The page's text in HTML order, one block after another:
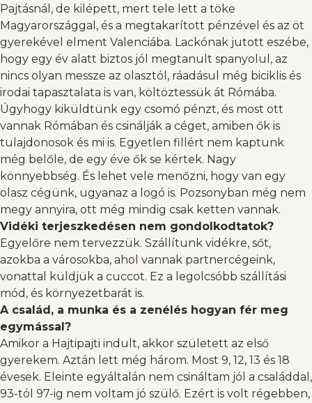
Pajtásnál, de kilépett, mert tele lett a töke
Magyarországgal, és a megtakarított pénzével és az öt
gyerekével elment Valenciába. Lackónak jutott eszébe,
hogy egy év alatt biztos jól megtanult spanyolul, az
nincs olyan messze az olasztól, ráadásul még biciklis és
irodai tapasztalata is van, költöztessük át Rómába.
Úgyhogy kiküldtünk egy csomó pénzt, és most ott
vannak Rómában és csinálják a céget, amiben ők is
tulajdonosok és mi is. Egyetlen fillért nem kaptunk
még belőle, de egy éve ők se kértek. Nagy
könnyebbség. És lehet vele menőzni, hogy van egy
olasz cégünk, ugyanaz a logó is. Pozsonyban még nem
megy annyira, ott még mindig csak ketten vannak.
Vidéki terjeszkedésen nem gondolkodtatok?
Egyelőre nem tervezzük. Szállítunk vidékre, sőt,
azokba a városokba, ahol vannak partnercégeink,
vonattal küldjük a cuccot. Ez a legolcsóbb szállítási
mód, és környezetbarát is.
A család, a munka és a zenélés hogyan fér meg
egymással?
Amikor a Hajtipajti indult, akkor született az első
gyerekem. Aztán lett még három. Most 9, 12, 13 és 18
évesek. Eleinte egyáltalán nem csináltam jól a családdal,
93-tól 97-ig nem voltam jó szülő. Ezért is volt régebben,